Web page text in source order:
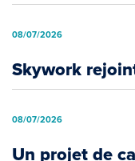
08/07/2026
Skywork
08/07/2026
Un projet de